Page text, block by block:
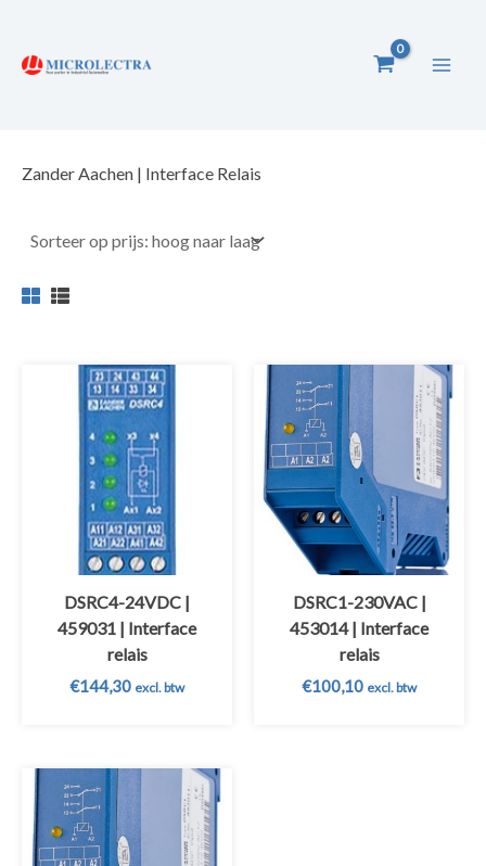
naar
Zander Aachen | Interface Relais
DSRC4-24VDC |
459031 | Interface
relais
€144,30 excl. btw
DSRC1-230VAC |
453014 | Interface
relais
€100,10 excl. btw